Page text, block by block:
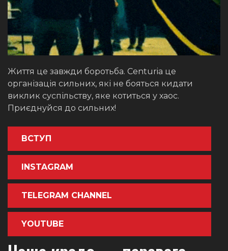
ВСТУП
INSTAGRAM
TELEGRAM CHANNEL
YOUTUBE
Життя це завжди боротьба. Centuria це
організація сильних, які не бояться кидати
виклик суспільству, яке котиться у хаос.
Приєднуйся до сильних!